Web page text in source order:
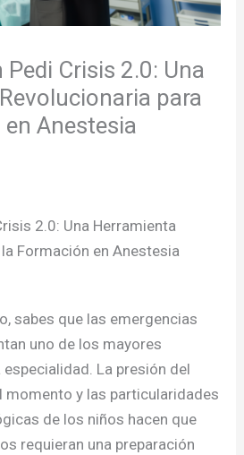
Crisis 2.0: Una
para
Anestesia
2.0: Una Herramienta
Formación en Anestesia
sabes que las emergencias
uno de los mayores
La presión del
momento y las particularidades
de los niños hacen que
requieran una preparación